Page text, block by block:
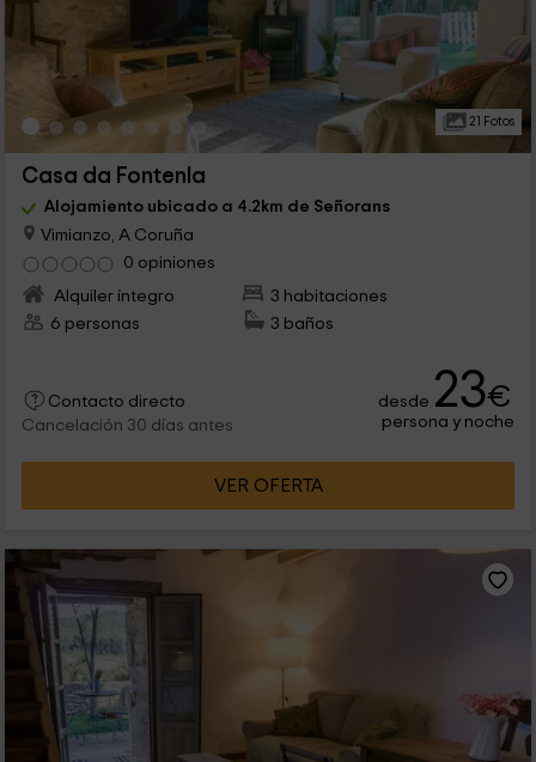
21 Fotos
Casa da Fontenla
Alojamiento ubicado a 4.2km de Señorans
Vimianzo, A Coruña
0 opiniones
Alquiler íntegro
3 habitaciones
6 personas
3 baños
Contacto directo
Cancelación 30 días antes
desde 23€
persona y noche
VER OFERTA